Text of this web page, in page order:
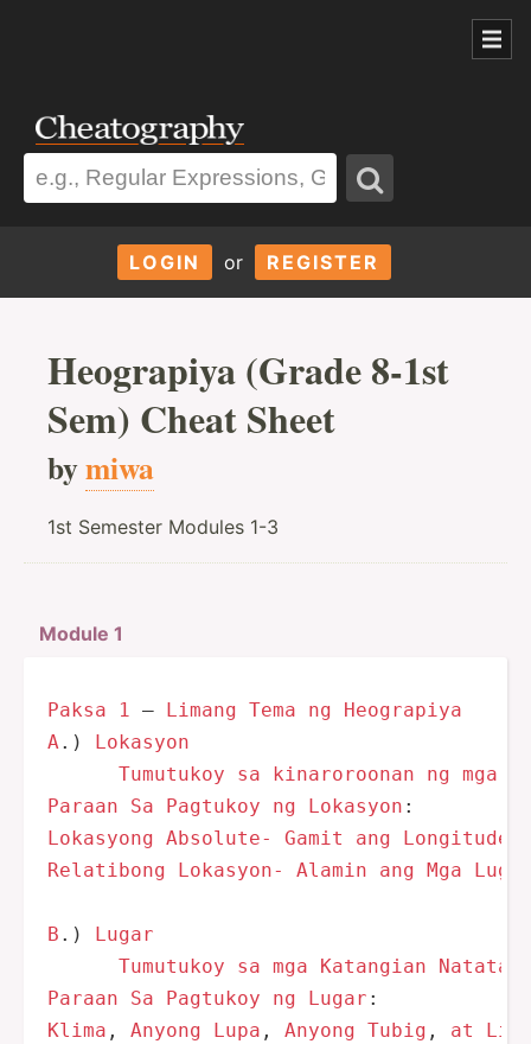
LOGIN or REGISTER
Heograpiya (Grade 8-1st
Sem) Cheat Sheet
bymiwa
1st Semester Modules 1-3
Module 1
Paksa 1 – Limang Tema ng
Heograpiya
A .) Lokasyon
Tumutukoy
sa kinaroroonan ng mga
Paraan
Sa Pagtukoy ng Lokasyon
Lokasyong Absolute- Gamit ang Longitude
Relatibong
Lokasyon- Alamin ang Mga
B .) Lugar
Tumutukoy
sa mga Katangian
Paraan
Sa Pagtukoy ng Lugar
Klima , Anyong Lupa , Anyong Tubig , at